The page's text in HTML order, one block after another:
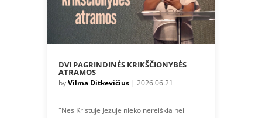
DVI PAGRINDINĖS KRIKŠČIONYBĖS
ATRAMOS
byVilma Ditkevičius| 2026.06.21
"Nes Kristuje Jėzuje nieko nereiškia nei